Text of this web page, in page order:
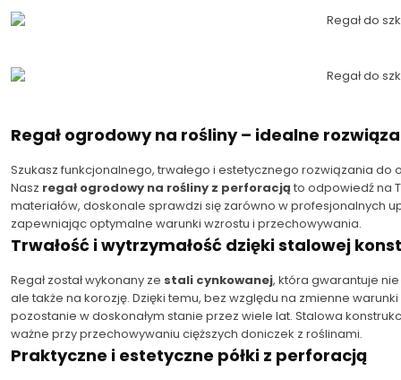
Regał ogrodowy na rośliny – idealne
Szukasz funkcjonalnego, trwałego i estetycznego rozwiązania
Nasz regał ogrodowy na rośliny z perforacją to odpowiedź na
materiałów, doskonale sprawdzi się zarówno w profesjonalnych
zapewniając optymalne warunki wzrostu i przechowywania.
Trwałość i wytrzymałość dzięki stalowej
Regał został wykonany ze stali cynkowanej, która gwarantuje
ale także na korozję. Dzięki temu, bez względu na zmienne
pozostanie w doskonałym stanie przez wiele lat. Stalowa
ważne przy przechowywaniu cięższych doniczek z roślinami.
Praktyczne i estetyczne półki z perforacją